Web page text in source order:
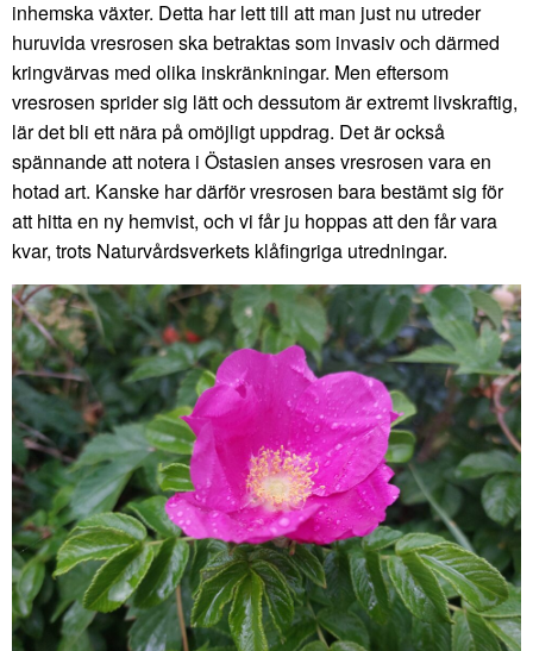
inhemska växter. Detta har lett till att man just nu utreder
huruvida vresrosen ska betraktas som invasiv och därmed
kringvärvas med olika inskränkningar. Men eftersom
vresrosen sprider sig lätt och dessutom är extremt livskraftig,
lär det bli ett nära på omöjligt uppdrag. Det är också
spännande att notera i Östasien anses vresrosen vara en
hotad art. Kanske har därför vresrosen bara bestämt sig för
att hitta en ny hemvist, och vi får ju hoppas att den får vara
kvar, trots Naturvårdsverkets klåfingriga utredningar.